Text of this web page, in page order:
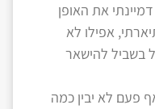
את האופן
אפילו לא
בשביל להישאר
אף פעם לא יבין כמה